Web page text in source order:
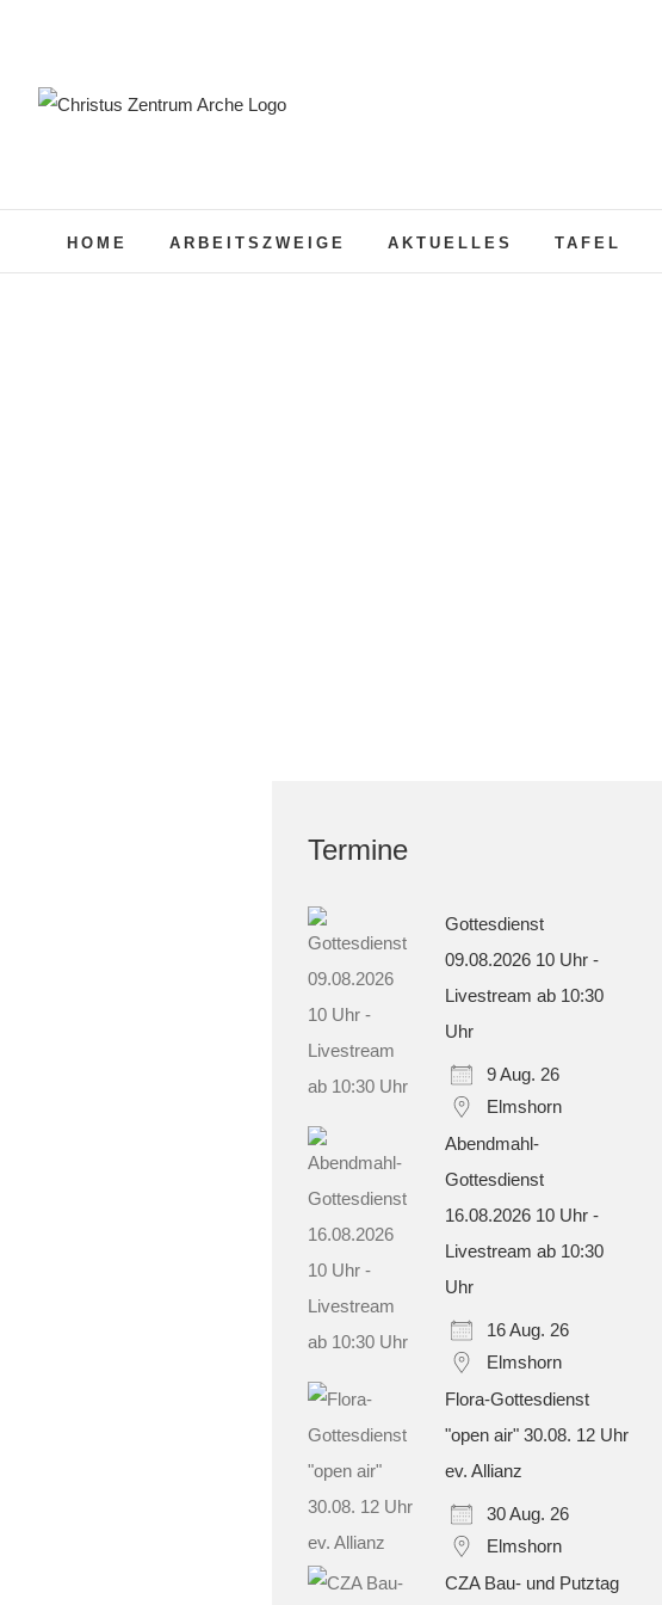
springen
HOME ARBEITSZWEIGE AKTUELLES TAFEL
Termine
Gottesdienst
09.08.2026 10 Uhr -
Livestream ab 10:30
Uhr
9 Aug. 26
Elmshorn
Abendmahl-
Gottesdienst
16.08.2026 10 Uhr -
Livestream ab 10:30
Uhr
16 Aug. 26
Elmshorn
Flora-Gottesdienst
"open air" 30.08. 12 Uhr
ev. Allianz
30 Aug. 26
Elmshorn
CZA Bau- und Putztag